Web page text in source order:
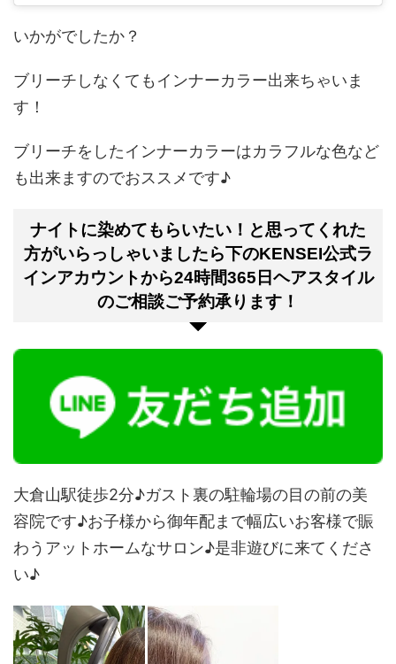
いかがでしたか？
ブリーチしなくてもインナーカラー出来ちゃいま
す！
ブリーチをしたインナーカラーはカラフルな色など
も出来ますのでおススメです♪
ナイトに染めてもらいたい！と思ってくれた
方がいらっしゃいましたら下のKENSEI公式ラ
インアカウントから24時間365日ヘアスタイル
のご相談ご予約承ります！
大倉山駅徒歩2分♪ガスト裏の駐輪場の目の前の美
容院です♪お子様から御年配まで幅広いお客様で賑
わうアットホームなサロン♪是非遊びに来てくださ
い♪